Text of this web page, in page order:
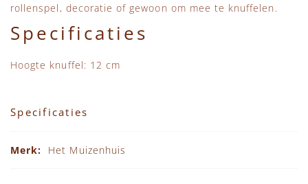
rollenspel, decoratie of gewoon om mee te knuffelen.
Specificaties
Hoogte knuffel: 12 cm
Specificaties
Het Muizenhuis